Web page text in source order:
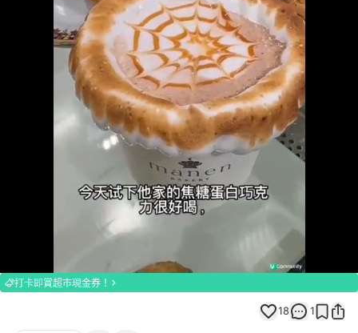
Loaded
100.00%
打卡即賞超市現金券！
18 1